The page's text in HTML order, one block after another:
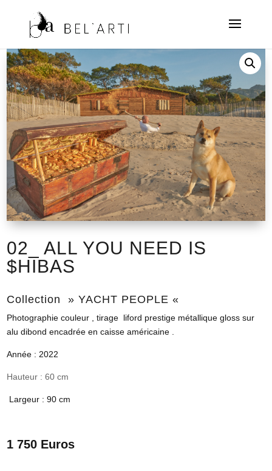
02_ ALL YOU NEED IS
$HIBAS
Collection » YACHT PEOPLE «
Photographie couleur , tirage liford prestige métallique gloss sur
alu dibond encadrée en caisse américaine .
Année : 2022
Hauteur : 60 cm
Largeur : 90 cm
1 750 Euros